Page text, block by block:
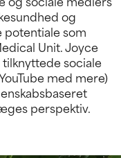
og
som
Unit. Joyce
tilknyttede sociale
med mere)
perspektiv.